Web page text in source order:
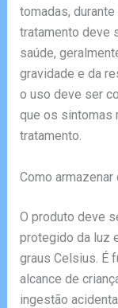
tomadas,
tratamento deve
saúde,
gravidade e da
o uso deve ser
que os sintomas
tratamento.
Como armazenar
O produto deve
protegido da luz
graus Celsius. É
alcance de
ingestão